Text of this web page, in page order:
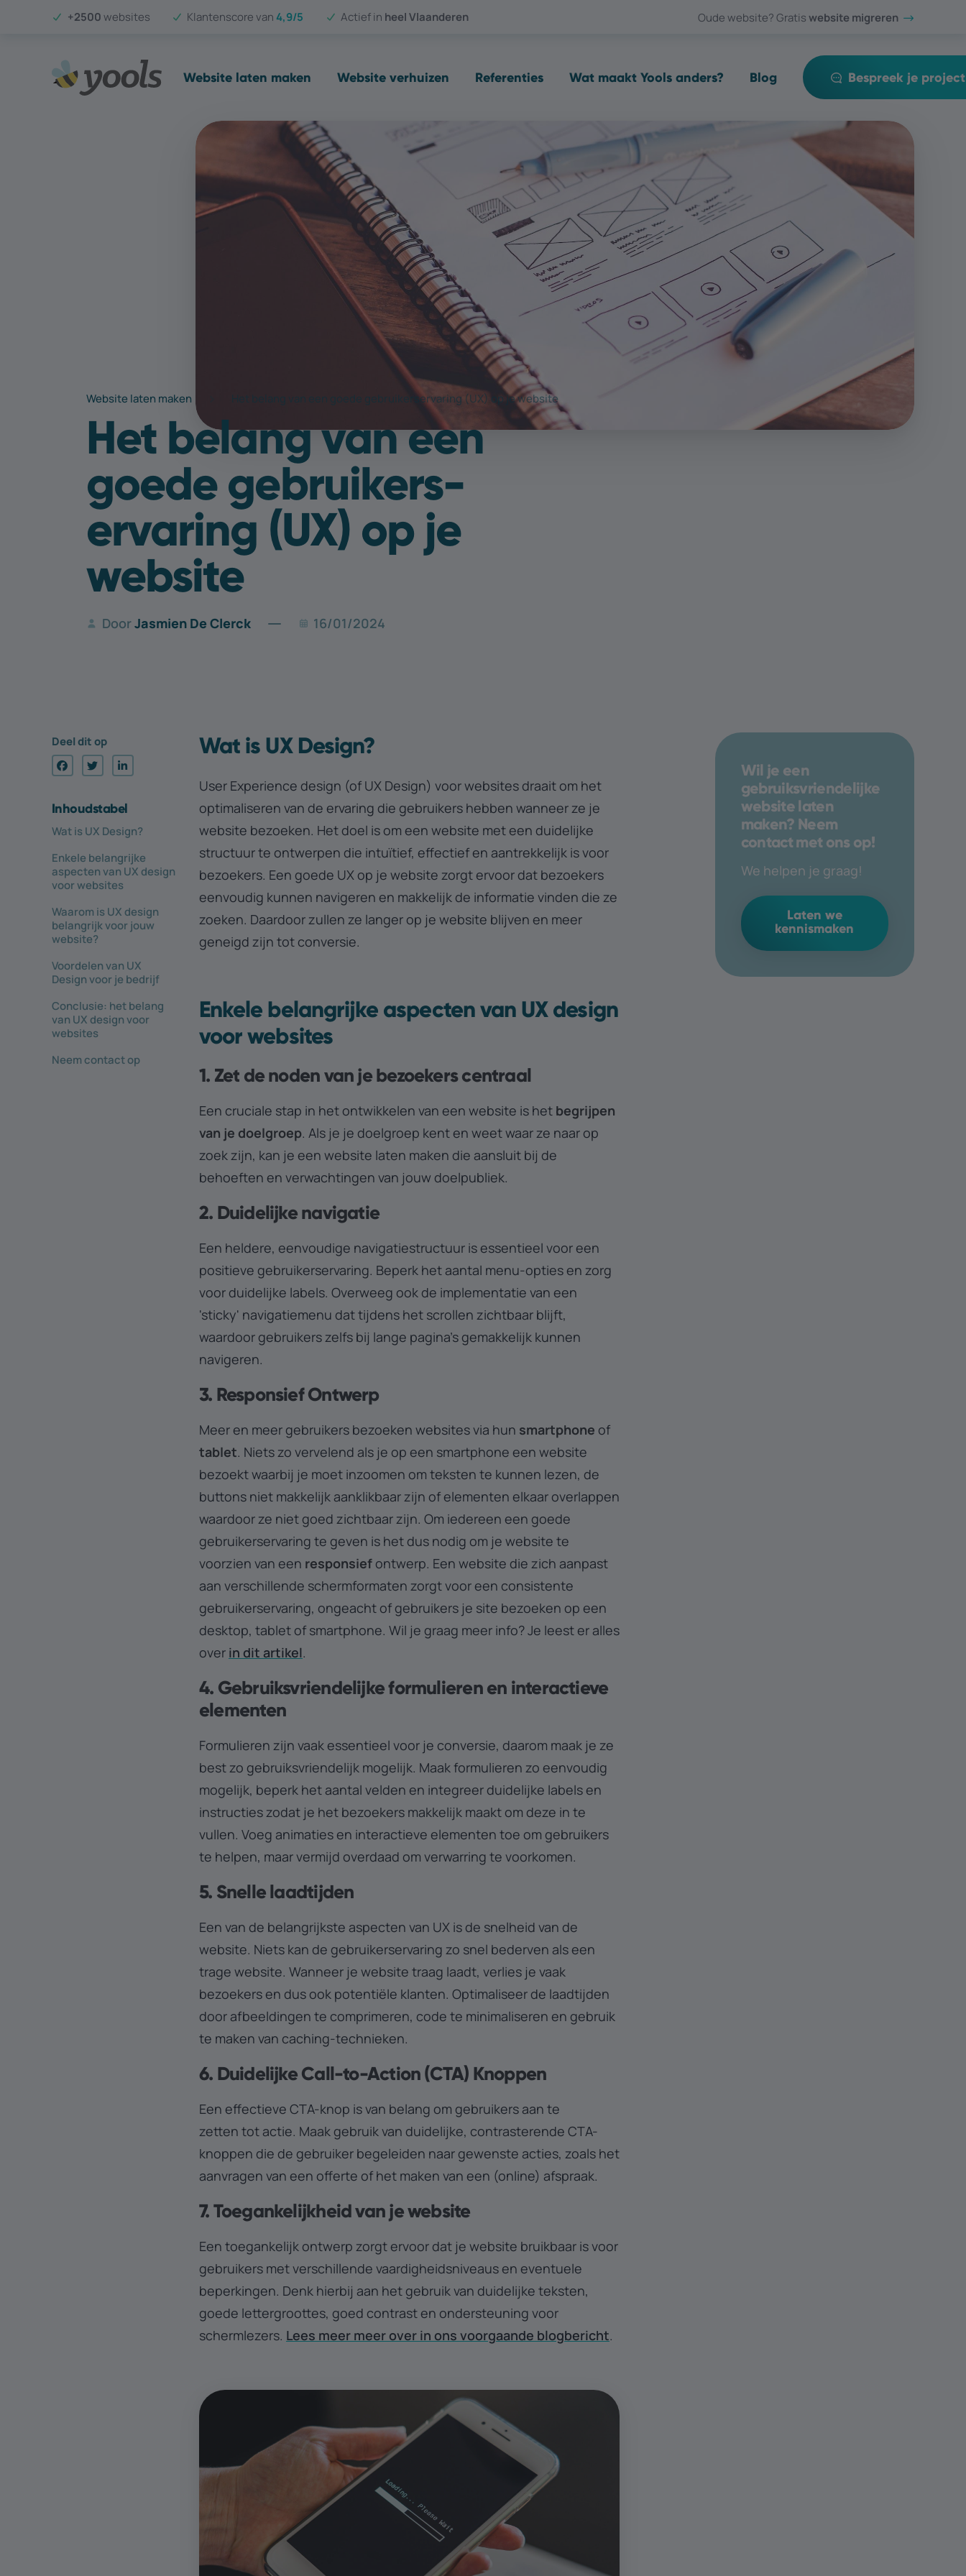
+2500 websites Klantenscore van4,9/5 Actief in heel Vlaanderen Oude website? Gratiswebsite migreren
Website laten maken Website verhuizen Referenties Wat maakt Yools anders? Blog Bespreek je project
Website laten maken Het belang van een goede gebruikerservaring (UX) op je website
Het belang van een
goede gebruikers­
ervaring (UX) op je
website
DoorJasmien De Clerck 16/01/2024
Deel dit op
Inhouds­tabel
Wat is UX Design?
Enkele belangrijke
aspecten van UX design
voor websites
Waarom is UX design
belangrijk voor jouw
website?
Voordelen van UX
Design voor je bedrijf
Conclusie: het belang
van UX design voor
websites
Neem contact op
Wat is UX Design?
User Experience design (of UX Design) voor websites draait om het
optimaliseren van de ervaring die gebruikers hebben wanneer ze je
website bezoeken. Het doel is om een website met een duidelijke
structuur te ontwerpen die intuïtief, effectief en aantrekkelijk is voor
bezoekers. Een goede UX op je website zorgt ervoor dat bezoekers
eenvoudig kunnen navigeren en makkelijk de informatie vinden die ze
zoeken. Daardoor zullen ze langer op je website blijven en meer
geneigd zijn tot conversie.
Enkele belangrijke aspecten van UX design
voor websites
1. Zet de noden van je bezoekers centraal
Een cruciale stap in het ontwikkelen van een website is het begrijpen
van je doelgroep. Als je je doelgroep kent en weet waar ze naar op
zoek zijn, kan je een website laten maken die aansluit bij de
behoeften en verwachtingen van jouw doelpubliek.
2. Duidelijke navigatie
Een heldere, eenvoudige navigatiestructuur is essentieel voor een
positieve gebruikerservaring. Beperk het aantal menu-opties en zorg
voor duidelijke labels. Overweeg ook de implementatie van een
'sticky' navigatiemenu dat tijdens het scrollen zichtbaar blijft,
waardoor gebruikers zelfs bij lange pagina's gemakkelijk kunnen
navigeren.
3. Responsief Ontwerp
Meer en meer gebruikers bezoeken websites via hun smartphone of
tablet. Niets zo vervelend als je op een smartphone een website
bezoekt waarbij je moet inzoomen om teksten te kunnen lezen, de
buttons niet makkelijk aanklikbaar zijn of elementen elkaar overlappen
waardoor ze niet goed zichtbaar zijn. Om iedereen een goede
gebruikerservaring te geven is het dus nodig om je website te
voorzien van een responsiefontwerp. Een website die zich aanpast
aan verschillende schermformaten zorgt voor een consistente
gebruikerservaring, ongeacht of gebruikers je site bezoeken op een
desktop, tablet of smartphone. Wil je graag meer info? Je leest er alles
over in dit artikel.
4. Gebruiksvriendelijke formulieren en interactieve
elementen
Formulieren zijn vaak essentieel voor je conversie, daarom maak je ze
best zo gebruiksvriendelijk mogelijk. Maak formulieren zo eenvoudig
mogelijk, beperk het aantal velden en integreer duidelijke labels en
instructies zodat je het bezoekers makkelijk maakt om deze in te
vullen. Voeg animaties en interactieve elementen toe om gebruikers
te helpen, maar vermijd overdaad om verwarring te voorkomen.
5. Snelle laadtijden
Een van de belangrijkste aspecten van UX is de snelheid van de
website. Niets kan de gebruikerservaring zo snel bederven als een
trage website. Wanneer je website traag laadt, verlies je vaak
bezoekers en dus ook potentiële klanten. Optimaliseer de laadtijden
door afbeeldingen te comprimeren, code te minimaliseren en gebruik
te maken van caching-technieken.
6. Duidelijke Call-to-Action (CTA) Knoppen
Een effectieve CTA-knop is van belang om gebruikers aan te
zetten tot actie. Maak gebruik van duidelijke, contrasterende CTA-
knoppen die de gebruiker begeleiden naar gewenste acties, zoals het
aanvragen van een offerte of het maken van een (online) afspraak.
7. Toegankelijkheid van je website
Een toegankelijk ontwerp zorgt ervoor dat je website bruikbaar is voor
gebruikers met verschillende vaardigheidsniveaus en eventuele
beperkingen. Denk hierbij aan het gebruik van duidelijke teksten,
goede lettergroottes, goed contrast en ondersteuning voor
schermlezers. Lees meer meer over in ons voorgaande blogbericht.
Wil je een
gebruiksvriendelijke
website laten
maken? Neem
contact met ons op!
We helpen je graag!
Laten we
kennismaken